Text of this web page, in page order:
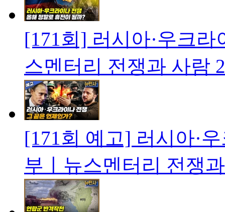
[171회] 러시아·우크
스멘터리 전쟁과 사람
[171회 예고] 러시아·
부ㅣ뉴스멘터리 전쟁